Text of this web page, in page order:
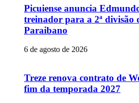
Picuiense anuncia
treinador para a 2ª divisão
Paraibano
6 de agosto de 2026
Treze renova contrato de
fim da temporada 2027